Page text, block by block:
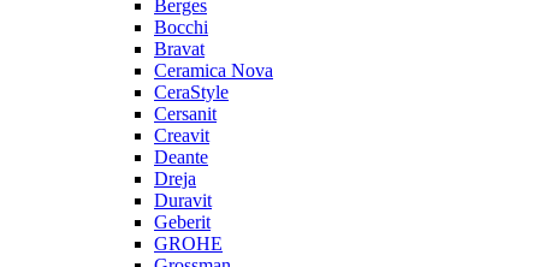
Berges
Bocchi
Bravat
Ceramica Nova
CeraStyle
Cersanit
Creavit
Deante
Dreja
Duravit
Geberit
GROHE